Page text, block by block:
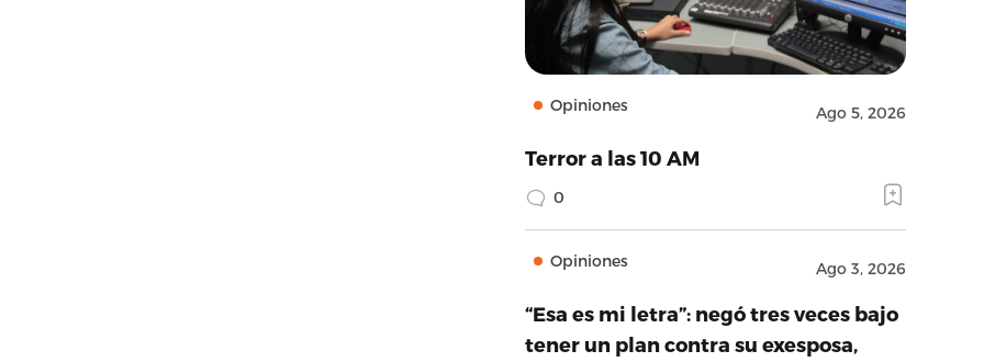
Opiniones Ago 5, 2026
Terror a las 10 AM
0
Opiniones Ago 3, 2026
“Esa es mi letra”: negó tres veces bajo
tener un plan contra su exesposa,